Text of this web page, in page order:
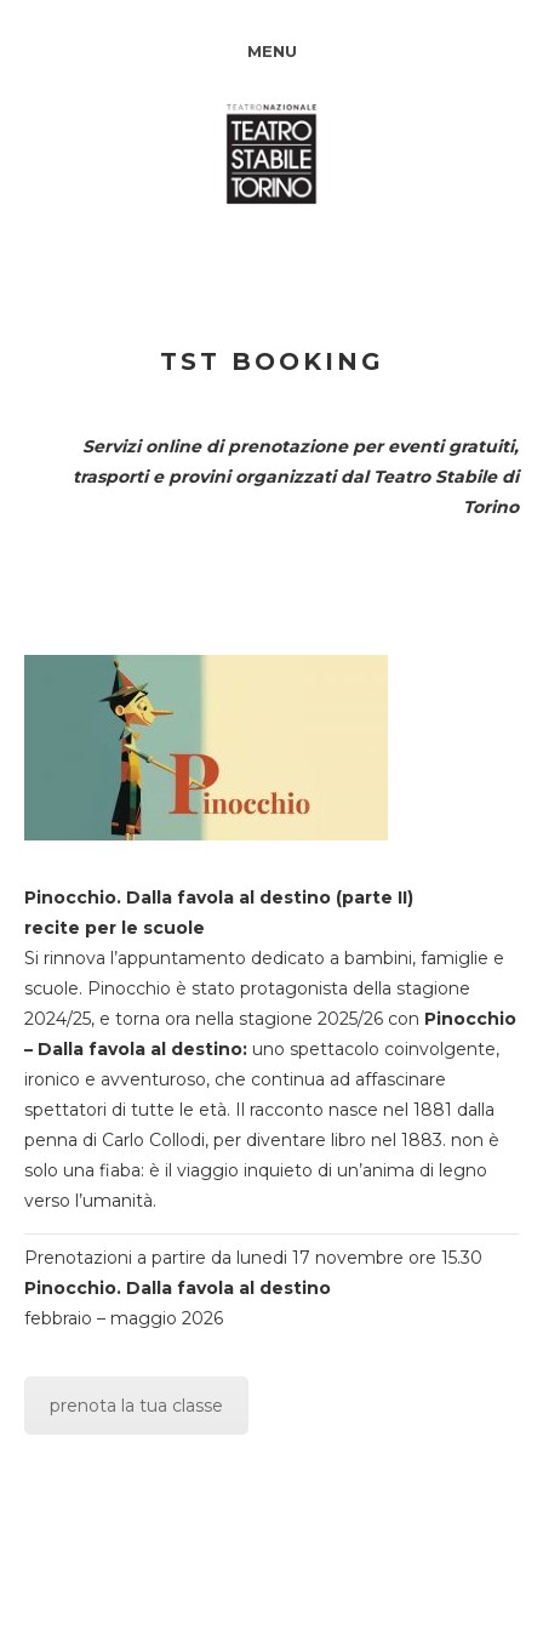
MENU
TST BOOKING
Servizi online di prenotazione per eventi gratuiti,
trasporti e provini organizzati dal Teatro Stabile di
Torino
Pinocchio. Dalla favola al destino (parte II)
recite per le scuole
Si rinnova l’appuntamento dedicato a bambini, famiglie e
scuole. Pinocchio è stato protagonista della stagione
2024/25, e torna ora nella stagione 2025/26 con Pinocchio
– Dalla favola al destino: uno spettacolo coinvolgente,
ironico e avventuroso, che continua ad affascinare
spettatori di tutte le età. Il racconto nasce nel 1881 dalla
penna di Carlo Collodi, per diventare libro nel 1883. non è
solo una fiaba: è il viaggio inquieto di un’anima di legno
verso l’umanità.
Prenotazioni a partire da lunedi 17 novembre ore 15.30
Pinocchio. Dalla favola al destino
febbraio – maggio 2026
prenota la tua classe